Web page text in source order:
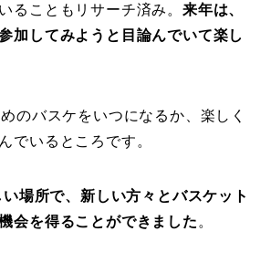
ることもリサーチ済み。 来年は、
加してみようと目論んでいて楽し
のバスケをいつになるか、楽しく
でいるところです。
場所で、新しい方々とバスケット
会を得ることができました 。